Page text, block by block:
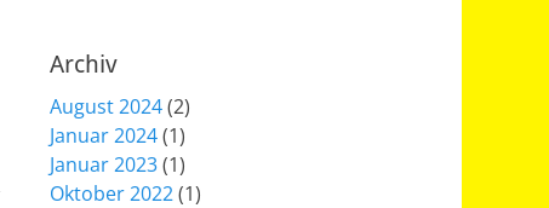
Archiv
August 2024(2)
Januar 2024(1)
Januar 2023(1)
Oktober 2022(1)